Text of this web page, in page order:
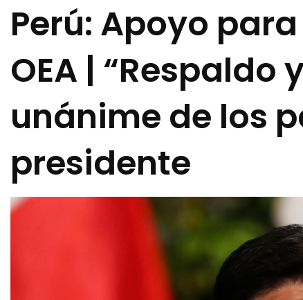
Perú: Apoyo
OEA |
unánime de los
presidente